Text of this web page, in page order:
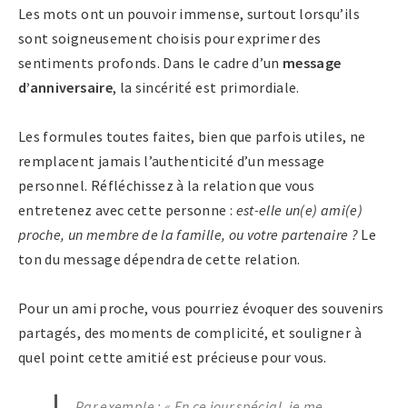
Les mots ont un pouvoir immense, surtout lorsqu’ils
sont soigneusement choisis pour exprimer des
sentiments profonds. Dans le cadre d’un message
d’anniversaire, la sincérité est primordiale.
Les formules toutes faites, bien que parfois utiles, ne
remplacent jamais l’authenticité d’un message
personnel. Réfléchissez à la relation que vous
entretenez avec cette personne : est-elle un(e) ami(e)
proche, un membre de la famille, ou votre partenaire ?Le
ton du message dépendra de cette relation.
Pour un ami proche, vous pourriez évoquer des souvenirs
partagés, des moments de complicité, et souligner à
quel point cette amitié est précieuse pour vous.